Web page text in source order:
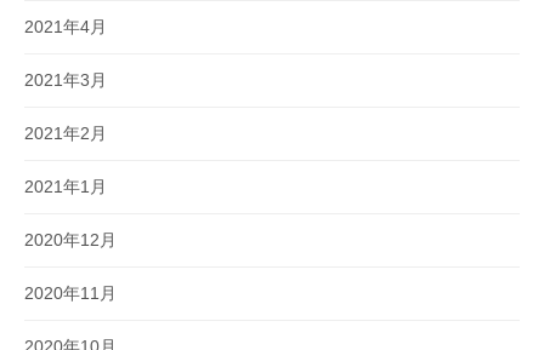
2021年4月
2021年3月
2021年2月
2021年1月
2020年12月
2020年11月